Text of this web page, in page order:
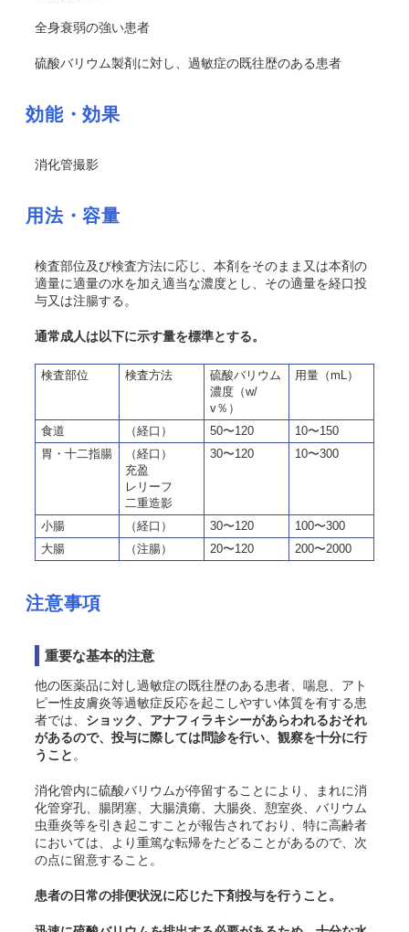
全身衰弱の強い患者
硫酸バリウム製剤に対し、過敏症の既往歴のある患者
効能・効果
消化管撮影
用法・容量
検査部位及び検査方法に応じ、本剤をそのまま又は本剤の
適量に適量の水を加え適当な濃度とし、その適量を経口投
与又は注腸する。
通常成人は以下に示す量を標準とする。
検査部位 検査方法
硫酸バリウム
濃度（w/
v％）
用量（mL）
食道 （経口） 50〜120
10〜150
胃・十二指腸
（経口）
充盈
レリーフ
二重造影
30〜120 10〜300
小腸 （経口） 30〜120
100〜300
大腸
（注腸） 20〜120 200〜2000
注意事項
重要な基本的注意
他の医薬品に対し過敏症の既往歴のある患者、喘息、アト
ピー性皮膚炎等過敏症反応を起こしやすい体質を有する患
者では、 ショック、 アナフィラキシーがあらわれるおそれ
があるので、投与に際しては問診を行い、観察を十分に行
うこと 。
消化管内に硫酸バリウムが停留することにより、まれに消
化管穿孔、腸閉塞、 大腸潰瘍、大腸炎、憩室炎、 バリウム
虫垂炎等を引き起こすことが報告されており、特に高齢者
においては、より重篤な転帰をたどることがあるので、次
の点に留意すること。
患者の日常の排便状況に応じた下剤投与を行うこと。